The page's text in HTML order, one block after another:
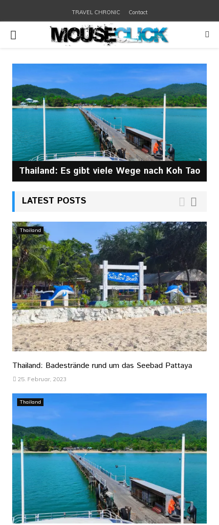
TRAVEL CHRONIC Contact
PRIMARY
MENU
Thailand: Es gibt viele Wege nach Koh Tao
LATEST POSTS
Thailand
Thailand: Badestrände rund um das Seebad Pattaya
25. Februar, 2023
Thailand